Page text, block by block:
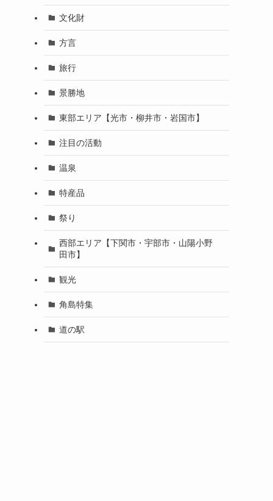
文化財
方言
旅行
景勝地
東部エリア【光市・柳井市・岩国市】
注目の活動
温泉
特産品
祭り
西部エリア【下関市・宇部市・山陽小野
田市】
観光
角島特集
道の駅